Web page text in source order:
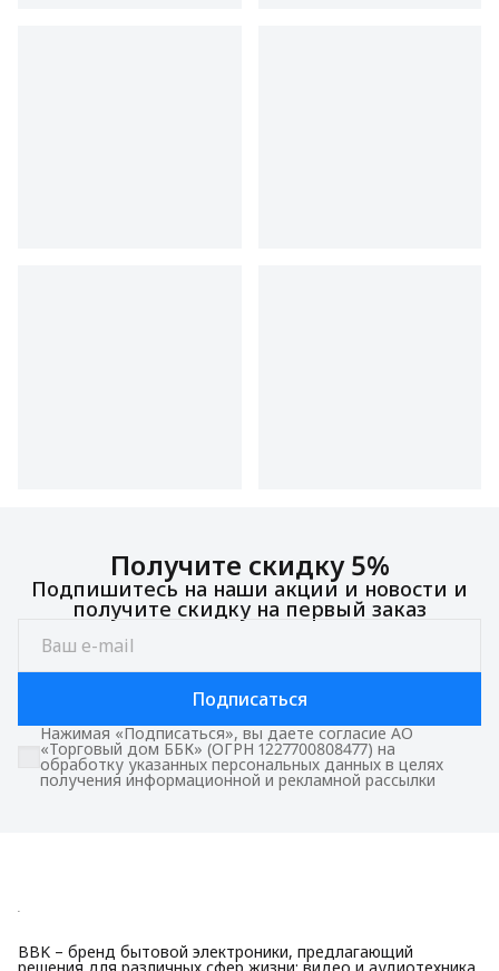
Получите скидку 5%
Подпишитесь на наши акции и новости и
получите скидку на первый заказ
Подписаться
Нажимая «Подписаться», вы даете согласие АО
«Торговый дом ББК» (ОГРН 1227700808477) на
обработку указанных персональных данных в целях
получения информационной и рекламной рассылки
BBK – бренд бытовой электроники, предлагающий